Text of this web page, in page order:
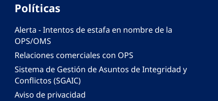
Políticas
Alerta - Intentos de estafa en nombre de la
OPS/OMS
Relaciones comerciales con OPS
Sistema de Gestión de Asuntos de Integridad y
Conflictos (SGAIC)
Aviso de privacidad